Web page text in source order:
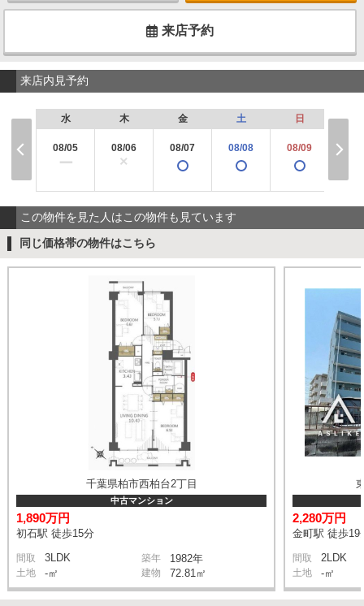
来店予約
来店内見予約
水
08/05
ー
木
08/06
×
金
08/07
土
08/08
日
08/09
この物件を見た人はこの物件も見ています
同じ価格帯の物件はこちら
千葉県柏市西柏台2丁目
中古マンション
1,890万円
初石駅 徒歩15分
間取 3LDK 築年 1982年
土地 -㎡ 建物 72.81㎡
2,280万円
金町駅 徒歩19
間取 2LDK
土地 -㎡